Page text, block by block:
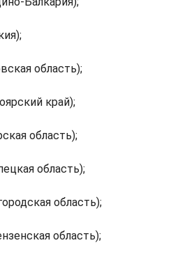
область);
край);
область);
область);
область);
область);